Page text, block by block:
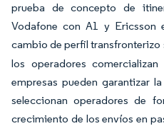
prueba de concepto de
Vodafone con A1 y Ericsson
cambio de perfil transfronterizo
los operadores
empresas pueden garantizar
seleccionan operadores de
crecimiento de los envíos en